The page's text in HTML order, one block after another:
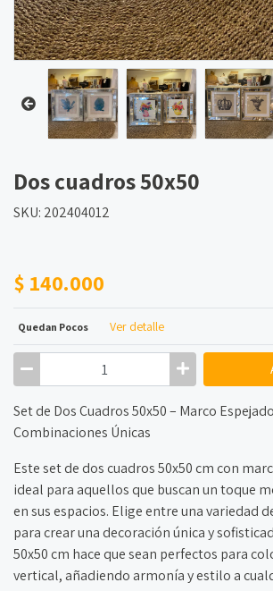
Dos cuadros 50x50
SKU: 202404012
$ 140.000
Quedan Pocos Ver detalle
Set de Dos Cuadros 50x50 – Marco
Combinaciones Únicas
Este set de dos cuadros 50x50 cm con
ideal para aquellos que buscan un toque
en sus espacios. Elige entre una variedad
para crear una decoración única y
50x50 cm hace que sean perfectos para
vertical, añadiendo armonía y estilo a